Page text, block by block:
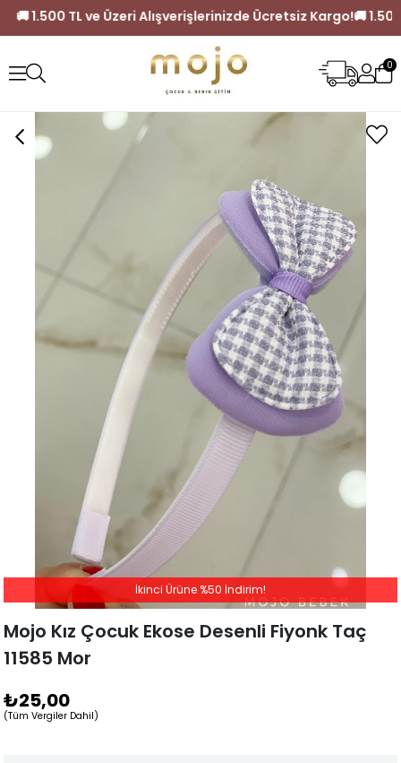
🚚 1.500 TL ve Üzeri Alışverişlerinizde Ücretsiz
0
Mojo Kız Çocuk Ekose Desenli Fiyonk Taç
11585 Mor
₺25,00
(Tüm Vergiler Dahil)
İkinci Ürüne %50 İndirim!